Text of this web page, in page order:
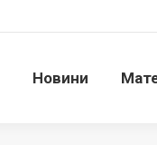
Новини
Новини